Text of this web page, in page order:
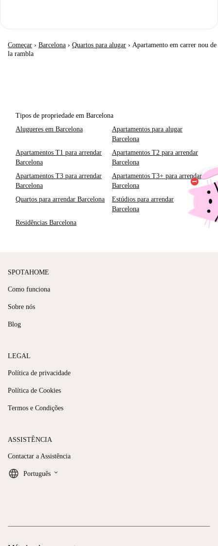
Começar › Barcelona › Quartos para alugar › Apartamento em carrer nou de
la rambla
Tipos de propriedade em Barcelona
Alugueres em Barcelona
Apartamentos para alugar
Barcelona
Apartamentos T1 para arrendar
Barcelona
Apartamentos T2 para arrendar
Barcelona
Apartamentos T3 para arrendar
Barcelona
Apartamentos T3+ para arrendar
Barcelona
Quartos para arrendar Barcelona
Estúdios para arrendar
Barcelona
Residências Barcelona
SPOTAHOME
Como funciona
Sobre nós
Blog
LEGAL
Política de privacidade
Política de Cookies
Termos e Condições
ASSISTÊNCIA
Contactar a Assistência
Português keyboard_arrow_down